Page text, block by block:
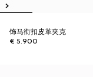
饰马衔扣皮革夹克
€ 5.900